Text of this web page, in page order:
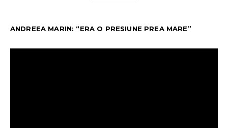
ANDREEA MARIN: “ERA O PRESIUNE PREA MARE”